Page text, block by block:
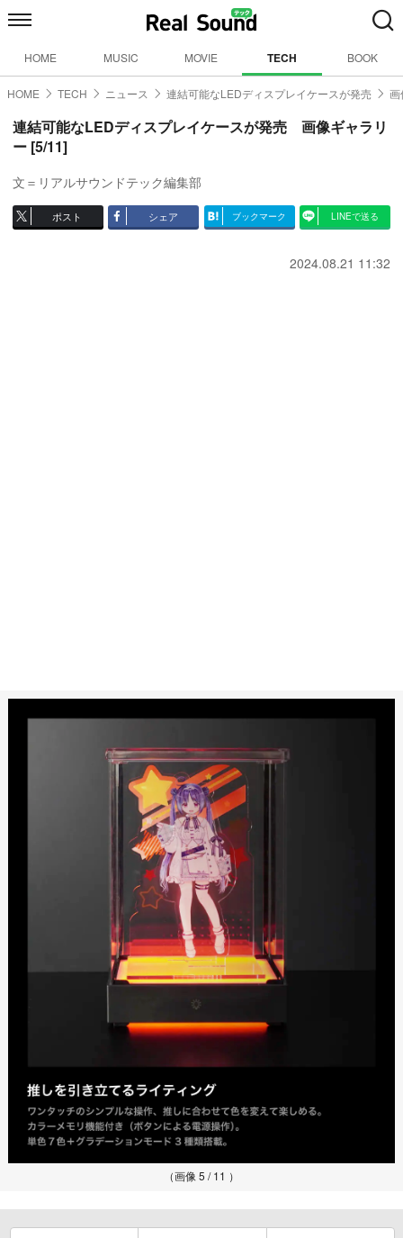
HOME MUSIC MOVIE TECH BOOK
HOME TECH ニュース 連結可能なLEDディスプレイケースが発売 画
連結可能なLEDディスプレイケースが発売 画像ギャラリ
ー [5/11]
文＝リアルサウンドテック編集部
ポスト シェア ブックマーク LINEで送る
2024.08.21 11:32
（画像 5 / 11 ）